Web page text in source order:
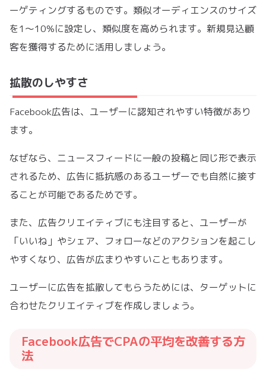
ーゲティングするものです。類似オーディエンスのサイズ
を1〜10%に設定し、類似度を高められます。新規見込顧
客を獲得するために活用しましょう。
拡散のしやすさ
Facebook広告は、ユーザーに認知されやすい特徴があり
ます。
なぜなら、ニュースフィードに一般の投稿と同じ形で表示
されるため、広告に抵抗感のあるユーザーでも自然に接す
ることが可能であるためです。
また、広告クリエイティブにも注目すると、ユーザーが
「いいね」やシェア、フォローなどのアクションを起こし
やすくなり、広告が広まりやすいこともあります。
ユーザーに広告を拡散してもらうためには、ターゲットに
合わせたクリエイティブを作成しましょう。
Facebook広告でCPAの平均を改善する方
法